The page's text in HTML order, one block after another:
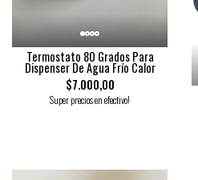
Termostato 80 Grados Para
Dispenser De Agua Frío Calor
$7.000,00
Super precios en efectivo!